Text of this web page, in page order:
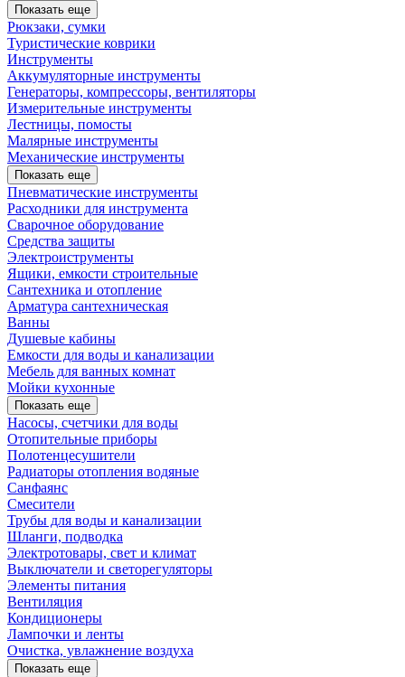
Показать еще
Рюкзаки, сумки
Туристические коврики
Инструменты
Аккумуляторные инструменты
Генераторы, компрессоры, вентиляторы
Измерительные инструменты
Лестницы, помосты
Малярные инструменты
Механические инструменты
Показать еще
Пневматические инструменты
Расходники для инструмента
Сварочное оборудование
Средства защиты
Электроиструменты
Ящики, емкости строительные
Сантехника и отопление
Арматура сантехническая
Ванны
Душевые кабины
Емкости для воды и канализации
Мебель для ванных комнат
Мойки кухонные
Показать еще
Насосы, счетчики для воды
Отопительные приборы
Полотенцесушители
Радиаторы отопления водяные
Санфаянс
Смесители
Трубы для воды и канализации
Шланги, подводка
Электротовары, свет и климат
Выключатели и светорегуляторы
Элементы питания
Вентиляция
Кондиционеры
Лампочки и ленты
Очистка, увлажнение воздуха
Показать еще